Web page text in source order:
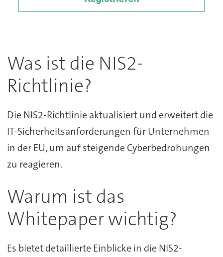
Was ist die NIS2-
Richtlinie?
Die NIS2-Richtlinie aktualisiert und erweitert die
IT-Sicherheitsanforderungen für Unternehmen
in der EU, um auf steigende Cyberbedrohungen
zu reagieren.
Warum ist das
Whitepaper wichtig?
Es bietet detaillierte Einblicke in die NIS2-